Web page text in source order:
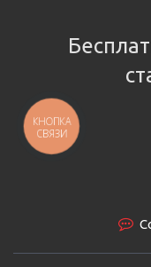
КНОПКА
СВЯЗИ